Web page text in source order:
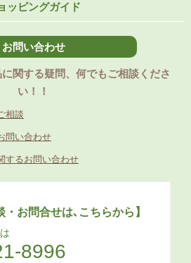
ッピングガイド
お問い合わせ
関する疑問、何でもご相談くださ
い！！
相談
問い合わせ
するお問い合わせ
・お問合せは､こちらから】
8996